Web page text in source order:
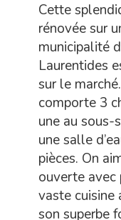
Cette
rénovée sur
municipalité
Laurentides
sur le
comporte 3
une au
une salle
pièces. On
ouverte avec
vaste cuisine
son superbe